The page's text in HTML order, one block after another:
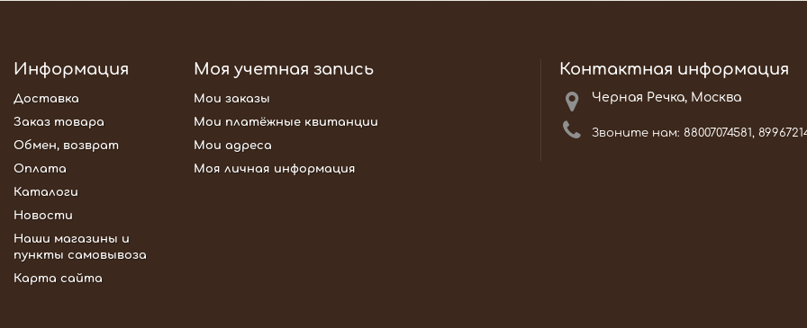
Информация
Доставка
Заказ товара
Обмен, возврат
Оплата
Каталоги
Новости
Наши магазины и
пункты самовывоза
Карта сайта
Моя учетная запись
Мои заказы
Мои платёжные квитанции
Мои адреса
Моя личная информация
Контактная информация
Черная Речка, Москва
Звоните нам: 88007074581,